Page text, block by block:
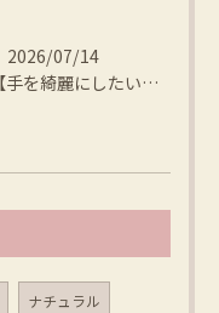
2026/07/14
【手を綺麗にしたいならルビッシュ👍 】Lilly nail ...
ナチュラル